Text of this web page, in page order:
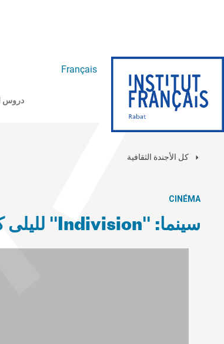
Français
دروس
كل الأجندة الثقافية
CINÉMA
سينما: "Indivision" لليلى كيلاني